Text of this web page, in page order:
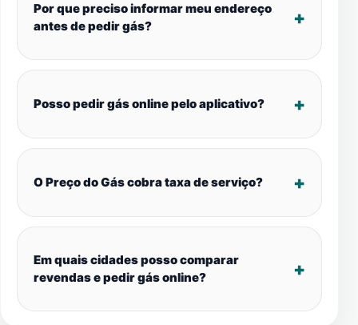
Por que preciso informar meu endereço
antes de pedir gás?
Posso pedir gás online pelo aplicativo?
O Preço do Gás cobra taxa de serviço?
Em quais cidades posso comparar
revendas e pedir gás online?